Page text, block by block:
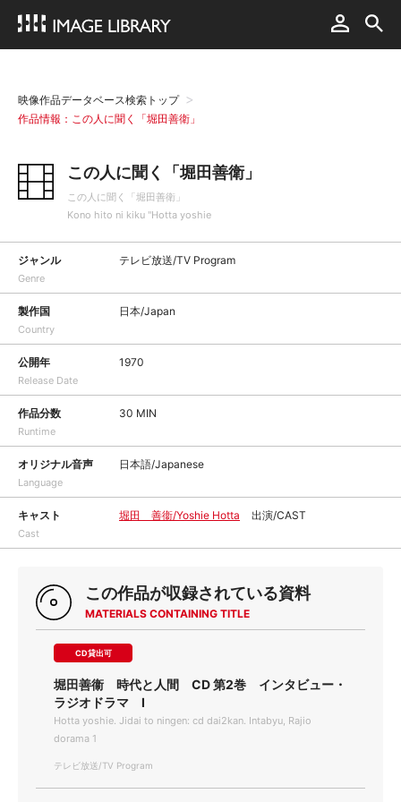
映像作品データベース検索トップ
作品情報：この人に聞く「堀田善衛」
この人に聞く「堀田善衛」
この人に聞く「堀田善衛」
Kono hito ni kiku "Hotta yoshie
ジャンル
Genre
テレビ放送/TV Program
製作国
Country
日本/Japan
公開年
Release Date
1970
作品分数
Runtime
30 MIN
オリジナル音声
Language
日本語/Japanese
キャスト
Cast
堀田 善衞/Yoshie Hotta 出演/CAST
この作品が収録されている資料
MATERIALS CONTAINING TITLE
CD貸出可
堀田善衞 時代と人間 CD 第2巻 インタビュー・
ラジオドラマ I
Hotta yoshie. Jidai to ningen: cd dai2kan. Intabyu, Rajio
dorama 1
テレビ放送/TV Program